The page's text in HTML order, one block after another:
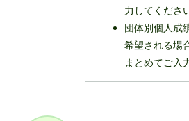
⼒してくださ
団体別個人成
希望される場
まとめてご入